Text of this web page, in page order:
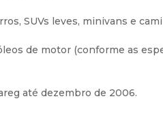
SUVs leves, minivans e
de motor (conforme as
até dezembro de 2006.